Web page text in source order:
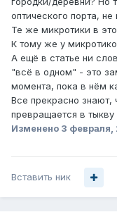
оптического порта,
Те же микротики в
К тому же у
А ещё в статье ни
"всё в одном" - это
момента, пока в нём
Все прекрасно знают,
превращается в тыкву
Изменено 3
Вставить ник